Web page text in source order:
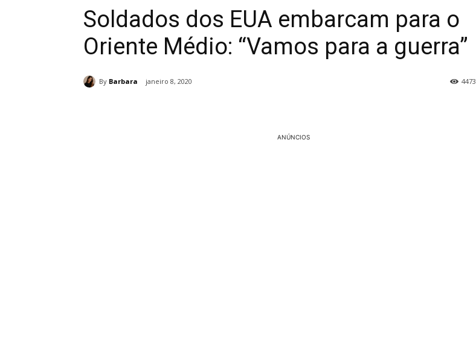
Soldados dos EUA embarcam para o
Oriente Médio: “Vamos para a guerra”
By Barbara janeiro 8, 2020 4473
ANÚNCIOS